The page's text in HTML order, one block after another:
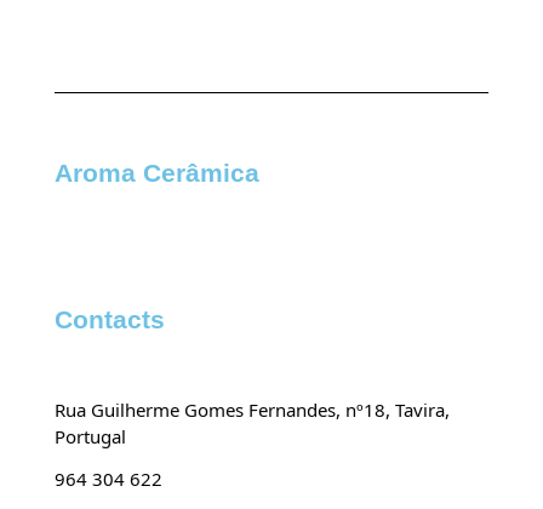
Aroma Cerâmica
Contacts
Rua Guilherme Gomes Fernandes, nº18, Tavira,
Portugal
964 304 622